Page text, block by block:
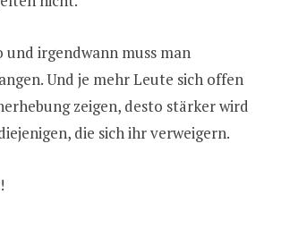
und irgendwann muss man
Und je mehr Leute sich offen
zeigen, desto stärker wird
die sich ihr verweigern.